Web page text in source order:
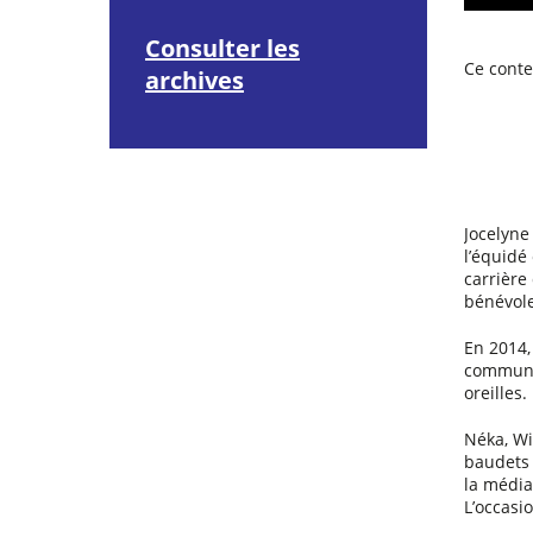
Consulter les
archives
d
o
Ce
carrière
En
oreilles.
Néka,
la